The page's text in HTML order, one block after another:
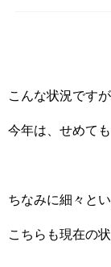
こんな状況です
今年は、せめて
ちなみに細々と
こちらも現在の状